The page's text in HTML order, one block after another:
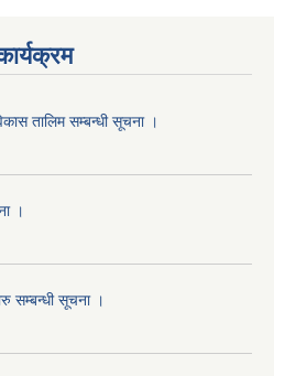
तालिम सम्बन्धी सूचना ‌।
।
सम्बन्धी सूचना ।